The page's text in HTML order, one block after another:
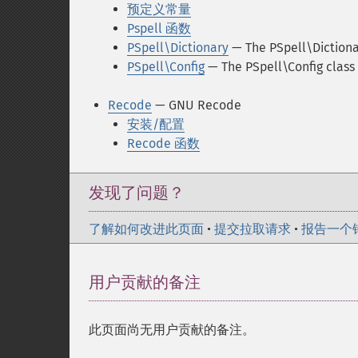
预定义常量
Pspell 函数
PSpell\Dictionary — The
PSpell\Config — The PSpell\Config class
Recode — GNU Recode
安装/配置
Recode 函数
发现了问题？
了解如何改进此页面 • 提交拉取请求 • 报告一个
用户贡献的备注
此页面尚无用户贡献的备注。